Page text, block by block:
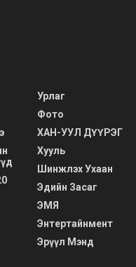
Урлаг
Фото
ХАН-УУЛ ДҮҮРЭГ
Хууль
Шинжлэх Ухаан
Эдийн Засаг
ЭМЯ
Энтертайнмент
Эрүүл Мэнд